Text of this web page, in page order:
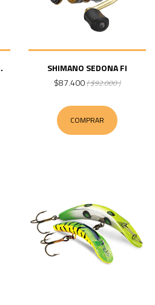
SHIMANO SEDONA FI
$87.400( $92.000 )
COMPRAR